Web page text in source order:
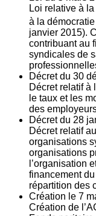
Loi relative à
à la
janvier 2015).
contribuant au
syndicales de
Décret du 30
Décret relatif à
le taux et les
des
Décret du 28
Décret relatif
organisations
organisations
l’organisation
financement
répartition des
Création le 7
Création de